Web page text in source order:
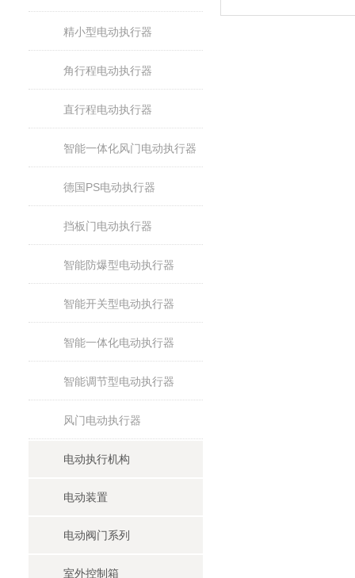
精小型电动执行器
角行程电动执行器
直行程电动执行器
智能一体化风门电动执行器
德国PS电动执行器
挡板门电动执行器
智能防爆型电动执行器
智能开关型电动执行器
智能一体化电动执行器
智能调节型电动执行器
风门电动执行器
电动执行机构
电动装置
电动阀门系列
室外控制箱